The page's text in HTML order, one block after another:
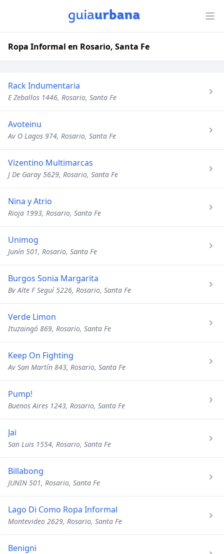
Ropa Informal en Rosario, Santa Fe
Rack Indumentaria
E Zeballos 1446, Rosario, Santa Fe
Avoteinu
Av O Lagos 974, Rosario, Santa Fe
Vizentino Multimarcas
J De Garay 5629, Rosario, Santa Fe
Nina y Atrio
Rioja 1993, Rosario, Santa Fe
Unimog
Junín 501, Rosario, Santa Fe
Burgos Sonia Margarita
Bv Alte F Seguí 5226, Rosario, Santa Fe
Verde Limon
Ituzaingó 869, Rosario, Santa Fe
Keep On Fighting
Av San Martín 843, Rosario, Santa Fe
Pump!
Buenos Aires 1243, Rosario, Santa Fe
Jai
San Luis 1554, Rosario, Santa Fe
Billabong
JUNIN 501, Rosario, Santa Fe
Lago Di Como Ropa Informal
Montevideo 2629, Rosario, Santa Fe
Benigni